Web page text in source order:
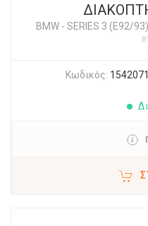
BMW - SERIES 3 (E92/
Κωδικός: